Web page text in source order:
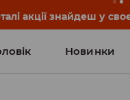
акції знайдеш у
Новинки